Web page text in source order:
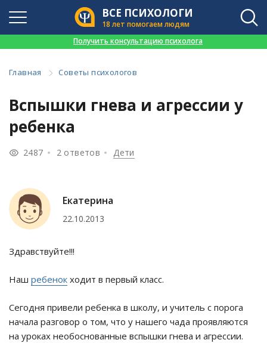
ВСЕ ПСИХОЛОГИ
18 лет помогаем людям
Получить консультацию психолога
Главная Советы психологов
Вспышки гнева и агрессии у
ребенка
2487 2 ответов Дети
Екатерина
22.10.2013
Здравствуйте!!!
Наш ребенок ходит в первый класс.
Сегодня привели ребенка в школу, и учитель с порога
начала разговор о том, что у нашего чада проявляются
на уроках необоснованные вспышки гнева и агрессии.